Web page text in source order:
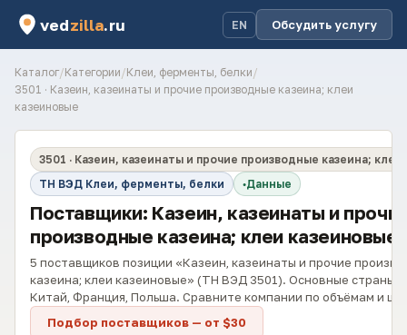
vedzilla.ru EN Обсудить услугу
Каталог/Категории/Клеи, ферменты, белки/
3501 · Казеин, казеинаты и прочие производные казеина; клеи
казеиновые
3501 · Казеин, казеинаты и прочие производные казеина; клеи
ТН ВЭД Клеи, ферменты, белки
Данные
Поставщики: Казеин, казеинаты и
производные казеина; клеи казеиновые
5 поставщиков позиции «Казеин, казеинаты и прочие
казеина; клеи казеиновые» (ТН ВЭД 3501). Основные страны-
Китай, Франция, Польша. Сравните компании по объёмам и
Подбор поставщиков — от $30